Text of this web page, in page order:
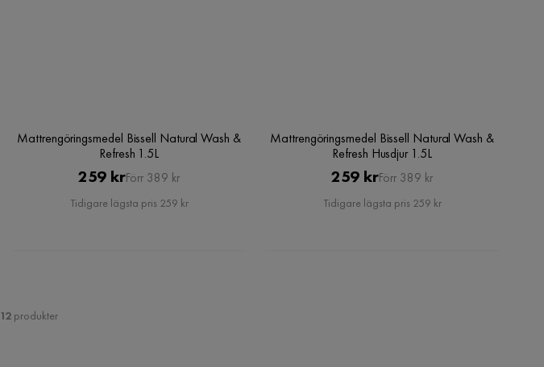
Mattrengöringsmedel Bissell Natural Wash &
Refresh 1.5L
Pris
259 krOriginal
Pris
Förr 389 kr
Tidigare lägsta pris 259 kr
Mattrengöringsmedel Bissell Natural Wash &
Refresh Husdjur 1.5L
Pris
259 krOriginal
Pris
Förr 389 kr
Tidigare lägsta pris 259 kr
12produkter